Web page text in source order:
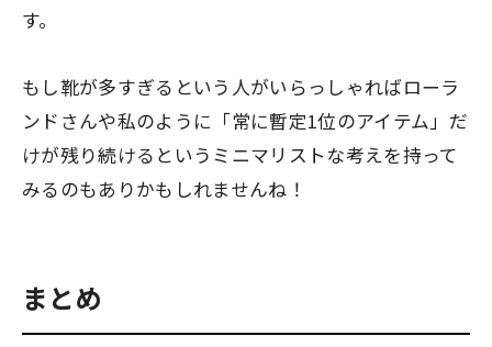
す。
もし靴が多すぎるという人がいらっしゃればローラ
ンドさんや私のように「常に暫定1位のアイテム」だ
けが残り続けるというミニマリストな考えを持って
みるのもありかもしれませんね！
まとめ